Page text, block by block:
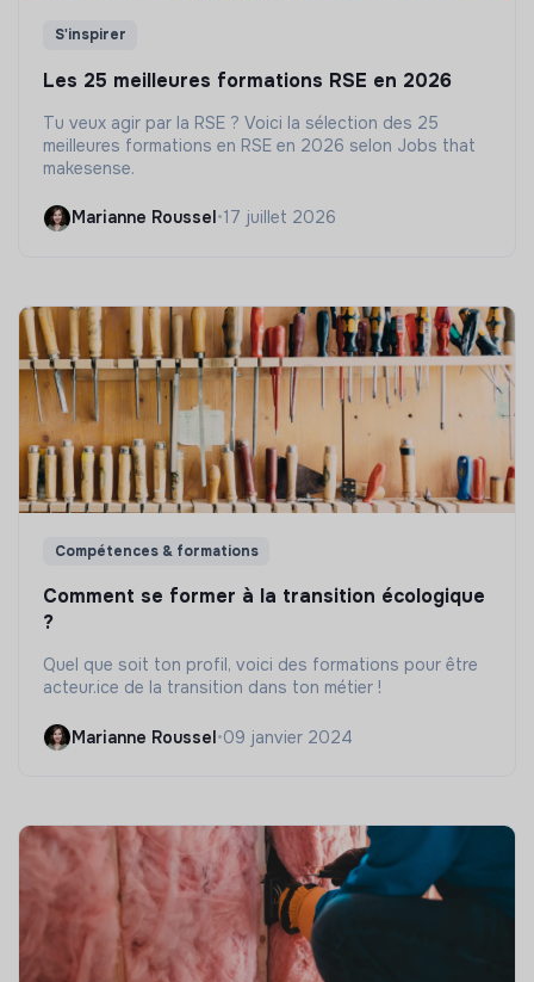
S'inspirer
Les 25 meilleures formations RSE en 2026
Tu veux agir par la RSE ? Voici la sélection des 25
meilleures formations en RSE en 2026 selon Jobs that
makesense.
Marianne Roussel•17 juillet 2026
Compétences & formations
Comment se former à la transition écologique
?
Quel que soit ton profil, voici des formations pour être
acteur.ice de la transition dans ton métier !
Marianne Roussel•09 janvier 2024